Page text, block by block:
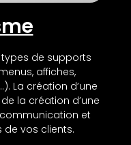
de supports
affiches,
La création d’une
la création d’une
et
de vos clients.